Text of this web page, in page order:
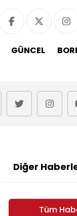
GÜNCEL
Diğer
Tüm